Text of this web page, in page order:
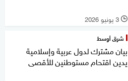
l 3 يونيو 2026
شرق أوسط
بيان مشترك لدول عربية وإسلامية
يدين اقتحام مستوطنين للأقصى